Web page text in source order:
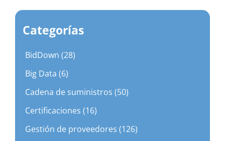
Categorías
BidDown (28)
Big Data (6)
Cadena de suministros (50)
Certificaciones (16)
Gestión de proveedores (126)